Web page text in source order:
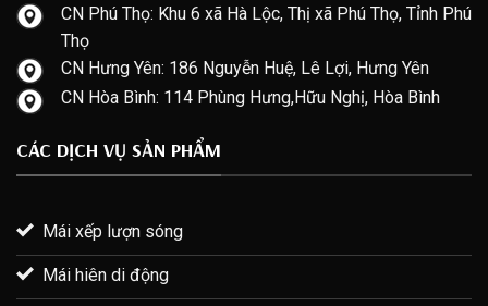
CN Phú Thọ: Khu 6 xã Hà Lộc, Thị xã Phú Thọ, Tỉnh Phú
Thọ
CN Hưng Yên: 186 Nguyễn Huệ, Lê Lợi, Hưng Yên
CN Hòa Bình: 114 Phùng Hưng,Hữu Nghị, Hòa Bình
CÁC DỊCH VỤ SẢN PHẨM
Mái xếp lượn sóng
Mái hiên di động